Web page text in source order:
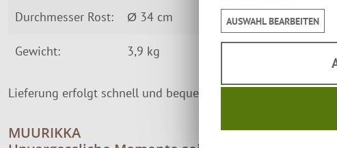
Durchmesser Rost: Ø 34 cm
Gewicht: 3,9 kg
Lieferung erfolgt schnell und bequem per
MUURIKKA
AUSWAHL BEARBEITEN